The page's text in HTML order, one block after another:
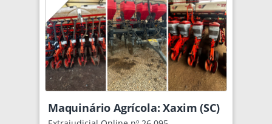
Maquinário Agrícola: Xaxim (SC)